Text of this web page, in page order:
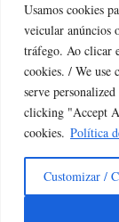
Usamos cookies
veicular anúncios
tráfego. Ao clicar
cookies. / We use
serve
clicking "Accept
cookies. Política
Customizar /
Copyright © Alô
Desenvolvido